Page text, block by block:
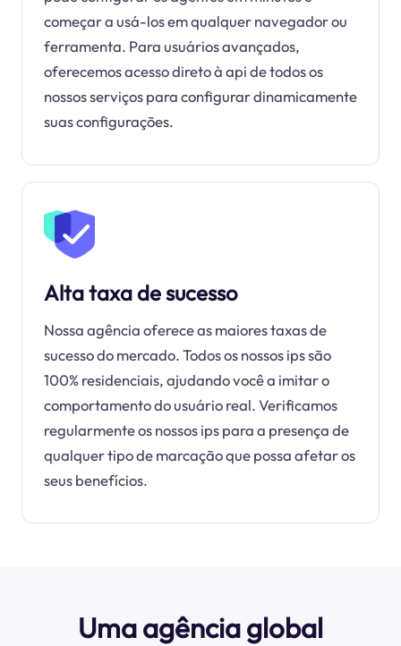
começar a usá-los em qualquer navegador ou
ferramenta. Para usuários avançados,
oferecemos acesso direto à api de todos os
nossos serviços para configurar dinamicamente
suas configurações.
Alta taxa de sucesso
Nossa agência oferece as maiores taxas de
sucesso do mercado. Todos os nossos ips são
100% residenciais, ajudando você a imitar o
comportamento do usuário real. Verificamos
regularmente os nossos ips para a presença de
qualquer tipo de marcação que possa afetar os
seus benefícios.
Uma agência global